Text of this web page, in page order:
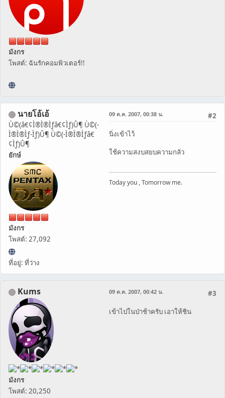
มังกร
โพสต์: ฉันรักคอมพิวเตอร์!!
นายโอ้เอ้
Ù©(â€¢Ì®Ì®Ìƒâ€¢Ìƒ)Û¶ Ù©(-
Ì®Ì®Ìƒ-Ìƒ)Û¶ Ù©(-Ì®Ì®Ìƒâ€
¢Ìƒ)Û¶
ยักษ์
มังกร
โพสต์: 27,092
ที่อยู่: ที่ว่าง
#2
09 ต.ค. 2007, 00:38 น.
นิ่งเข้าไว้
ใช้ความสงบสยบความกลัว
Today you , Tomorrow me.
Kums
มังกร
โพสต์: 20,250
#3
09 ต.ค. 2007, 00:42 น.
เข้าไปในป่าช้าครับ เอาให้ชิน